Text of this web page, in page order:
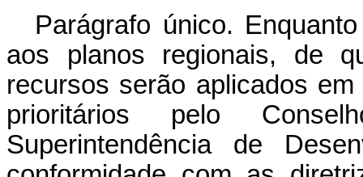
Parágrafo único.
aos planos regionais, de
recursos serão aplicados
prioritários pelo
Superintendência de